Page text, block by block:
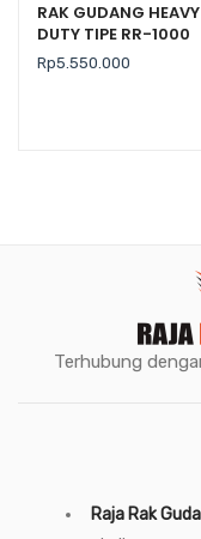
RAK GUDANG HEAVY
DUTY TIPE RR-1000
Rp5.550.000
Terhubung
Raja Rak